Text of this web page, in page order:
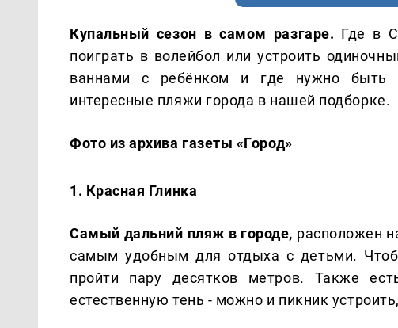
Купальный сезон в самом разгаре. Где в
поиграть в волейбол или устроить
ваннами с ребёнком и где нужно
интересные пляжи города в нашей подборке.
Фото из архива газеты «Город»
1. Красная Глинка
Самый дальний пляж в городе, расположен
самым удобным для отдыха с детьми.
пройти пару десятков метров. Также
естественную тень - можно и пикник